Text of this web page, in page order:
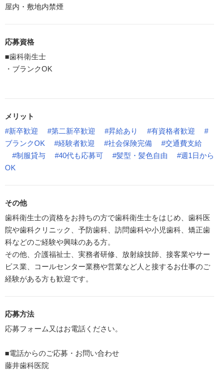
屋内・敷地内禁煙
応募資格
■歯科衛生士
・ブランクOK
メリット
#新卒歓迎
#第二新卒歓迎 #昇給あり #有資格者歓迎
#
ブランクOK
#経験者歓迎 #社会保険完備
#交通費支給
#制服貸与
#40代も応募可 #髪型・髪色自由
#週1日から
OK
その他
歯科衛生士の資格をお持ちの方で歯科衛生士をはじめ、歯科医
院や歯科クリニック、予防歯科、訪問歯科や小児歯科、矯正歯
科などのご経験や興味のある方。
その他、介護福祉士、実務者研修、放射線技師、接客業やサー
ビス業、コールセンター業務や営業など人と接するお仕事のご
経験がある方も歓迎です。
応募方法
応募フォーム又はお電話ください。
■電話からのご応募・お問い合わせ
藤井歯科医院